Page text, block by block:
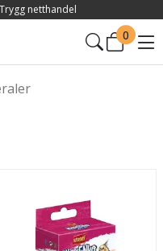
Trygg netthandel
0